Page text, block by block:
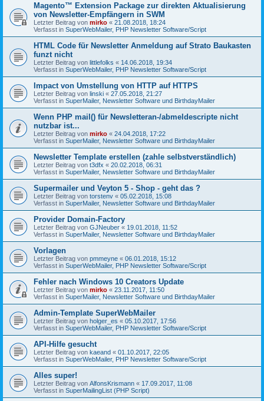
Magento™ Extension Package zur direkten Aktualisierung
von Newsletter-Empfängern in SWM
Letzter Beitrag von mirko « 21.08.2018, 18:24
Verfasst in SuperWebMailer, PHP Newsletter Software/Script
HTML Code für Newsletter Anmeldung auf Strato Baukasten
funzt nicht
Letzter Beitrag von littlefolks « 14.06.2018, 19:34
Verfasst in SuperWebMailer, PHP Newsletter Software/Script
Impact von Umstellung von HTTP auf HTTPS
Letzter Beitrag von linski « 27.05.2018, 21:27
Verfasst in SuperMailer, Newsletter Software und BirthdayMailer
Wenn PHP mail() für Newsletteran-/abmeldescripte nicht
nutzbar ist...
Letzter Beitrag von mirko « 24.04.2018, 17:22
Verfasst in SuperMailer, Newsletter Software und BirthdayMailer
Newsletter Template erstellen (zahle selbstverständlich)
Letzter Beitrag von t3dfx « 20.02.2018, 06:31
Verfasst in SuperMailer, Newsletter Software und BirthdayMailer
Supermailer und Veyton 5 - Shop - geht das ?
Letzter Beitrag von torstenv « 05.02.2018, 15:08
Verfasst in SuperMailer, Newsletter Software und BirthdayMailer
Provider Domain-Factory
Letzter Beitrag von GJNeuber « 19.01.2018, 11:52
Verfasst in SuperMailer, Newsletter Software und BirthdayMailer
Vorlagen
Letzter Beitrag von pmmeyne « 06.01.2018, 15:12
Verfasst in SuperWebMailer, PHP Newsletter Software/Script
Fehler nach Windows 10 Creators Update
Letzter Beitrag von mirko « 23.11.2017, 11:50
Verfasst in SuperMailer, Newsletter Software und BirthdayMailer
Admin-Template SuperWebMailer
Letzter Beitrag von holger_es « 05.10.2017, 17:56
Verfasst in SuperWebMailer, PHP Newsletter Software/Script
API-Hilfe gesucht
Letzter Beitrag von kaeand « 01.10.2017, 22:05
Verfasst in SuperWebMailer, PHP Newsletter Software/Script
Alles super!
Letzter Beitrag von AlfonsKrismann « 17.09.2017, 11:08
Verfasst in SuperMailingList (PHP Script)